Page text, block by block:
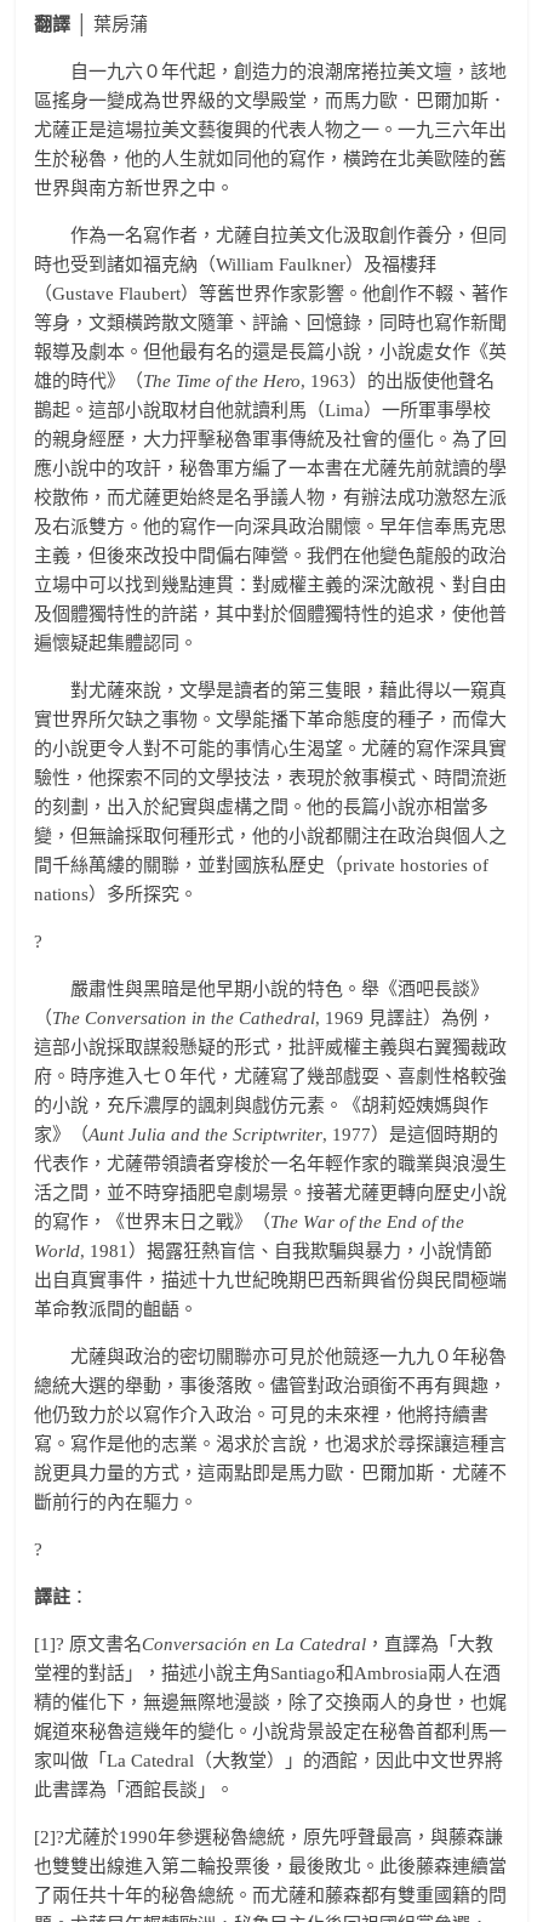
翻譯 │ 葉房蒲
自一九六０年代起，創造力的浪潮席捲拉美文壇，該地
區搖身一變成為世界級的文學殿堂，而馬力歐．巴爾加斯．
尤薩正是這場拉美文藝復興的代表人物之一。一九三六年出
生於秘魯，他的人生就如同他的寫作，橫跨在北美歐陸的舊
世界與南方新世界之中。
作為一名寫作者，尤薩自拉美文化汲取創作養分，但同
時也受到諸如福克納（William Faulkner）及福樓拜
（Gustave Flaubert）等舊世界作家影響。他創作不輟、著作
等身，文類橫跨散文隨筆、評論、回憶錄，同時也寫作新聞
報導及劇本。但他最有名的還是長篇小說，小說處女作《英
雄的時代》（The Time of the Hero, 1963）的出版使他聲名
鵲起。這部小說取材自他就讀利馬（Lima）一所軍事學校
的親身經歷，大力抨擊秘魯軍事傳統及社會的僵化。為了回
應小說中的攻訐，秘魯軍方編了一本書在尤薩先前就讀的學
校散佈，而尤薩更始終是名爭議人物，有辦法成功激怒左派
及右派雙方。他的寫作一向深具政治關懷。早年信奉馬克思
主義，但後來改投中間偏右陣營。我們在他變色龍般的政治
立場中可以找到幾點連貫：對威權主義的深沈敵視、對自由
及個體獨特性的許諾，其中對於個體獨特性的追求，使他普
遍懷疑起集體認同。
對尤薩來說，文學是讀者的第三隻眼，藉此得以一窺真
實世界所欠缺之事物。文學能播下革命態度的種子，而偉大
的小說更令人對不可能的事情心生渴望。尤薩的寫作深具實
驗性，他探索不同的文學技法，表現於敘事模式、時間流逝
的刻劃，出入於紀實與虛構之間。他的長篇小說亦相當多
變，但無論採取何種形式，他的小說都關注在政治與個人之
間千絲萬縷的關聯，並對國族私歷史（private hostories of
nations）多所探究。
?
嚴肅性與黑暗是他早期小說的特色。舉《酒吧長談》
（The Conversation in the Cathedral, 1969 見譯註）為例，
這部小說採取謀殺懸疑的形式，批評威權主義與右翼獨裁政
府。時序進入七０年代，尤薩寫了幾部戲耍、喜劇性格較強
的小說，充斥濃厚的諷刺與戲仿元素。《胡莉婭姨媽與作
家》（Aunt Julia and the Scriptwriter, 1977）是這個時期的
代表作，尤薩帶領讀者穿梭於一名年輕作家的職業與浪漫生
活之間，並不時穿插肥皂劇場景。接著尤薩更轉向歷史小說
的寫作，《世界末日之戰》（The War of the End of the
World, 1981）揭露狂熱盲信、自我欺騙與暴力，小說情節
出自真實事件，描述十九世紀晚期巴西新興省份與民間極端
革命教派間的齟齬。
尤薩與政治的密切關聯亦可見於他競逐一九九０年秘魯
總統大選的舉動，事後落敗。儘管對政治頭銜不再有興趣，
他仍致力於以寫作介入政治。可見的未來裡，他將持續書
寫。寫作是他的志業。渴求於言說，也渴求於尋探讓這種言
說更具力量的方式，這兩點即是馬力歐．巴爾加斯．尤薩不
斷前行的內在驅力。
?
譯註 ：
[1]? 原文書名Conversación en La Catedral ，直譯為「大教
堂裡的對話」，描述小說主角Santiago和Ambrosia兩人在酒
精的催化下，無邊無際地漫談，除了交換兩人的身世，也娓
娓道來秘魯這幾年的變化。小說背景設定在秘魯首都利馬一
家叫做「La Catedral（大教堂）」的酒館，因此中文世界將
此書譯為「酒館長談」。
[2]?尤薩於1990年參選秘魯總統，原先呼聲最高，與藤森謙
也雙雙出線進入第二輪投票後，最後敗北。此後藤森連續當
了兩任共十年的秘魯總統。而尤薩和藤森都有雙重國籍的問